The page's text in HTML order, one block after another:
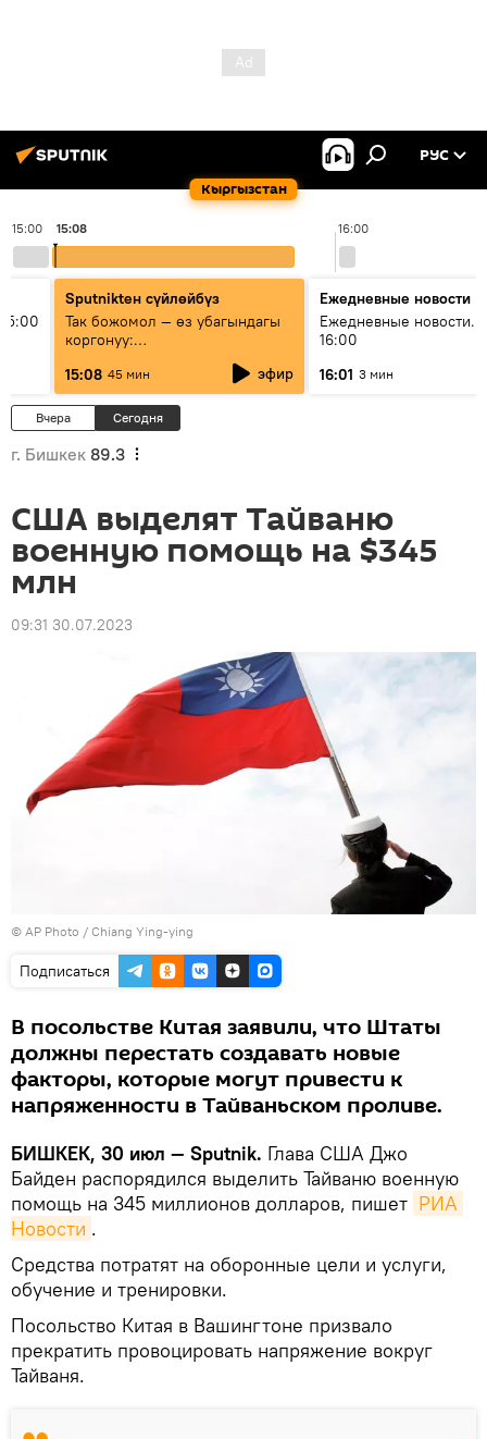
Кыргызстан
РУС
15:00 16:00
15:08
Sputnikteн сүйлөйбүз
Так божомол — өз убагындагы
коргонуу:
гидрометеорологиялык кызмат
кантип өркүндөтүлүүдө
15:08 45 мин эфир
Ежедневные новости
Ежедневные новости.
16:00
16:01 3 мин
Вчера Сегодня
г. Бишкек 89.3
США выделят Тайваню
военную помощь на $345
млн
09:31 30.07.2023
© AP Photo / Chiang Ying-ying
Подписаться
В посольстве Китая заявили, что Штаты
должны перестать создавать новые
факторы, которые могут привести к
напряженности в Тайваньском проливе.
БИШКЕК, 30 июл — Sputnik. Глава США Джо
Байден распорядился выделить Тайваню военную
помощь на 345 миллионов долларов, пишет РИА
Новости .
Средства потратят на оборонные цели и услуги,
обучение и тренировки.
Посольство Китая в Вашингтоне призвало
прекратить провоцировать напряжение вокруг
Тайваня.